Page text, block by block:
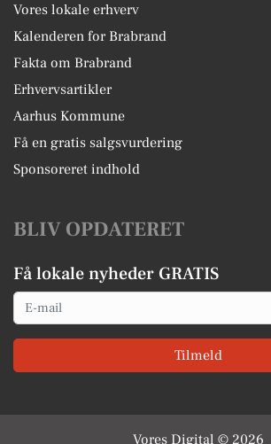
Vores lokale erhverv
Kalenderen for Brabrand
Fakta om Brabrand
Erhvervsartikler
Aarhus Kommune
Få en gratis salgsvurdering
Sponsoreret indhold
BLIV OPDATERET
Få lokale nyheder GRATIS
Email
Tilmeld
Vores Digital © 2026